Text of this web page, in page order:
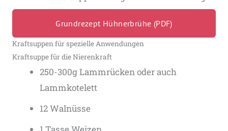
Grundrezept Hühnerbrühe (PDF)
Kraftsuppen für spezielle Anwendungen
Kraftsuppe für die Nierenkraft
250-300g Lammrücken oder auch
Lammkotelett
12 Walnüsse